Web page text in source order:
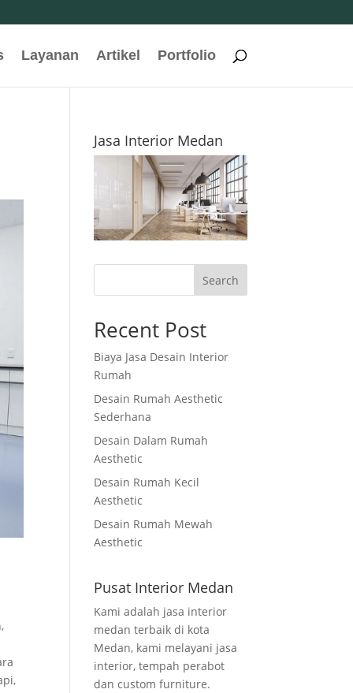
Layanan Artikel Portfolio
Jasa Interior Medan
Search
Recent Post
Biaya Jasa Desain Interior
Rumah
Desain Rumah Aesthetic
Sederhana
Desain Dalam Rumah
Aesthetic
Desain Rumah Kecil
Aesthetic
Desain Rumah Mewah
Aesthetic
Pusat Interior Medan
Kami adalah jasa interior
medan terbaik di kota
Medan, kami melayani jasa
interior, tempah perabot
dan custom furniture.